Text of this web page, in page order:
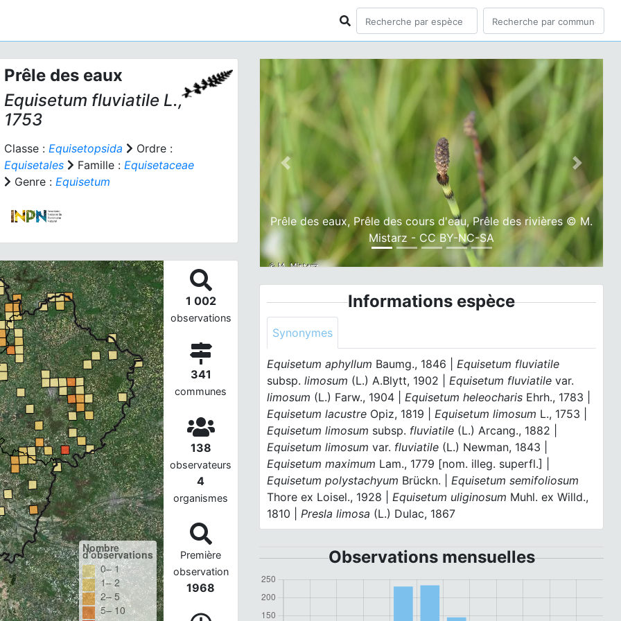
Prêle des eaux
Equisetum fluviatileL.,
1753
Classe : Equisetopsida
Ordre :
Equisetales
Famille : Equisetaceae
Genre : Equisetum
Nombre
d'observations
0– 1
1– 2
2– 5
5– 10
1 002
observations
341
communes
138
observateurs
4
organismes
Première
observation
1968
Prêle des eaux, Prêle des cours d'eau, Prêle des rivières © M.
Mistarz - CC BY-NC-SA
Previous Next
Informations espèce
Synonymes
Equisetum aphyllum Baumg., 1846 |Equisetum fluviatile
subsp. limosum (L.) A.Blytt, 1902 |Equisetum fluviatilevar.
limosum (L.) Farw., 1904 |Equisetum heleocharis Ehrh., 1783 |
Equisetum lacustre Opiz, 1819 |Equisetum limosum L., 1753 |
Equisetum limosum subsp. fluviatile (L.) Arcang., 1882 |
Equisetum limosumvar. fluviatile (L.) Newman, 1843 |
Equisetum maximum Lam., 1779 [nom. illeg. superfl.] |
Equisetum polystachyum Brückn. |Equisetum semifoliosum
Thore ex Loisel., 1928 |Equisetum uliginosum Muhl. ex Willd.,
1810 |Presla limosa (L.) Dulac, 1867
Observations mensuelles